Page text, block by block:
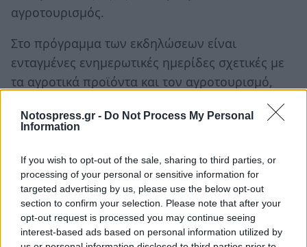
Notospress.gr - Do Not Process My Personal
Information
If you wish to opt-out of the sale, sharing to third parties, or
processing of your personal or sensitive information for
targeted advertising by us, please use the below opt-out
section to confirm your selection. Please note that after your
opt-out request is processed you may continue seeing
interest-based ads based on personal information utilized by
αγροτουρισμός.
Στο πρόγραμμα των εκδηλώσεων είναι
ενταγμένες ενημερωτικές ημερίδες σχετικές με
τα αγροτικά προϊόντα και τον αγροτουρισμό,
εκδηλώσεις. Στις 27 Ιουλίου, στην τελετή λήξης,
Πορτοκάλογλου υπό την αιγίδα της Περιφέρειας
Πελοποννήσου.
TAGS: ΑΓΡΟΤΙΚΑ